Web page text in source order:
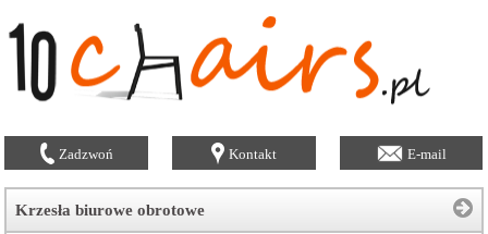
Zadzwoń Kontakt E-mail
Krzesła biurowe obrotowe